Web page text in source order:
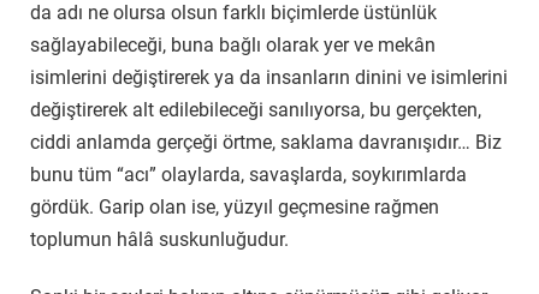
da adı ne olursa olsun farklı biçimlerde üstünlük
sağlayabileceği, buna bağlı olarak yer ve mekân
isimlerini değiştirerek ya da insanların dinini ve isimlerini
değiştirerek alt edilebileceği sanılıyorsa, bu gerçekten,
ciddi anlamda gerçeği örtme, saklama davranışıdır… Biz
bunu tüm “acı” olaylarda, savaşlarda, soykırımlarda
gördük. Garip olan ise, yüzyıl geçmesine rağmen
toplumun hâlâ suskunluğudur.